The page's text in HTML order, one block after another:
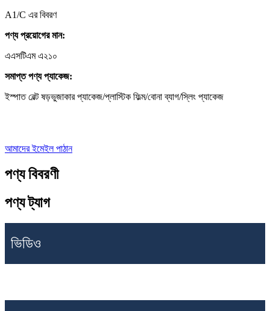
A1/C এর বিবরণ
পণ্য প্রয়োগের মান:
এএসটিএম এ২১০
সমাপ্ত পণ্য প্যাকেজ:
ইস্পাত বেল্ট ষড়ভুজাকার প্যাকেজ/প্লাস্টিক ফিল্ম/বোনা ব্যাগ/স্লিং প্যাকেজ
আমাদের ইমেইল পাঠান
পণ্য বিবরণী
পণ্য ট্যাগ
ভিডিও